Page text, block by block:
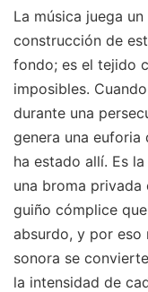
La música juega
construcción de
fondo; es el tejido
imposibles.
durante una
genera una
ha estado allí. Es
una broma
guiño cómplice
absurdo, y por eso
sonora se
la intensidad de